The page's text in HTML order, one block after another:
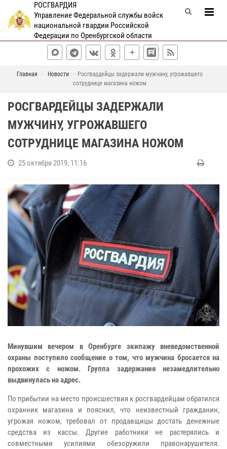
РОСГВАРДИЯ
Управление Федеральной службы войск
национальной гвардии Российской
Федерации по Оренбургской области
Главная Новости
Росгвардейцы задержали мужчину, угрожавшего
сотруднице магазина ножом
РОСГВАРДЕЙЦЫ ЗАДЕРЖАЛИ
МУЖЧИНУ, УГРОЖАВШЕГО
СОТРУДНИЦЕ МАГАЗИНА НОЖОМ
25 октября 2019, 11:16
Минувшим вечером в Оренбурге экипажу вневедомственной
охраны поступило сообщение о том, что мужчина бросается на
прохожих с ножом. Группа задержания незамедлительно
выдвинулась на адрес.
По прибытии на место происшествия к росгвардейцам обратился
охранник магазина и пояснил, что неизвестный гражданин,
угрожая ножом, требовал от продавщицы достать денежные
средства из кассы. Другие работники не растерялись и
совместными усилиями обезоружили правонарушителя.